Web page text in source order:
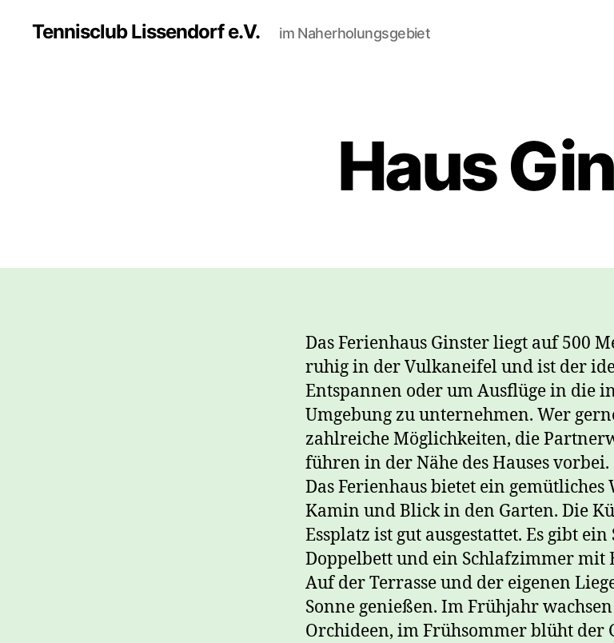
Tennisclub Lissendorf e.V. im Naherholungsgebiet
Haus
Das Ferienhaus Ginster liegt auf 500
ruhig in der Vulkaneifel und ist der
Entspannen oder um Ausflüge in die
Umgebung zu unternehmen. Wer
zahlreiche Möglichkeiten, die
führen in der Nähe des Hauses vorbei.
Das Ferienhaus bietet ein
Kamin und Blick in den Garten. Die
Essplatz ist gut ausgestattet. Es gibt
Doppelbett und ein Schlafzimmer mit
Auf der Terrasse und der eigenen
Sonne genießen. Im Frühjahr
Orchideen, im Frühsommer blüht der